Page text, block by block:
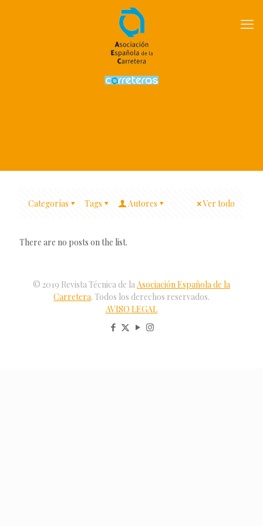
Categorías Tags Autores Ver todo
There are no posts on the list.
© 2019 Revista Técnica de laAsociación Española de la
Carretera. Todos los derechos reservados.
AVISO LEGAL